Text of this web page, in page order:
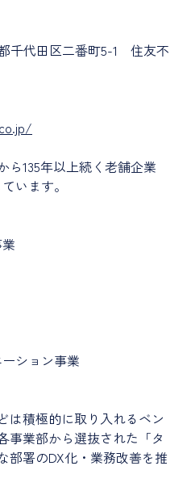
千代田区二番町5-1 住友不
ら135年以上続く老舗企業
います。
ション事業
は積極的に取り入れるベン
事業部から選抜された「タ
部署のDX化・業務改善を推